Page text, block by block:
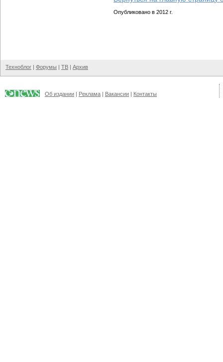
Опубликовано в 2012 г.
Техноблог | Форумы | ТВ | Архив
Об издании | Реклама | Вакансии | Контакты